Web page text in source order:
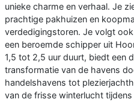
unieke charme en verhaal. Je
prachtige pakhuizen en
verdedigingstoren. Je volgt
een beroemde schipper uit
1,5 tot 2,5 uur duurt, biedt een
transformatie van de havens
handelshavens tot
van de frisse winterlucht